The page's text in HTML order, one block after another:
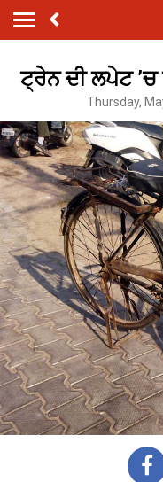
ਟ੍ਰੇਨ ਦੀ ਲਪੇਟ
Thursday,